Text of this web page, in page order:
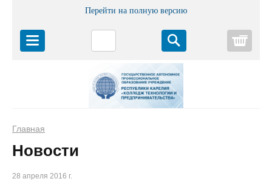
Перейти на полную версию
Главная
Новости
28 апреля 2016 г.